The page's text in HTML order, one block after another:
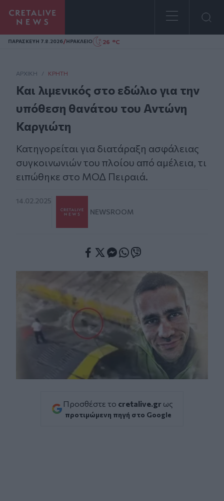
Homepage
ΠΑΡΑΣΚΕΥΗ 7.8.2026/ΗΡΑΚΛΕΙΟ 26 °C
ΑΡΧΙΚΗ / ΚΡΉΤΗ
Και λιμενικός στο εδώλιο για την
υπόθεση θανάτου του Αντώνη
Καργιώτη
Κατηγορείται για διατάραξη ασφάλειας
συγκοινωνιών του πλοίου από αμέλεια, τι
ειπώθηκε στο ΜΟΔ Πειραιά.
14.02.2025
NEWSROOM
Προσθέστε το cretalive.gr ως
προτιμώμενη πηγή στο Google